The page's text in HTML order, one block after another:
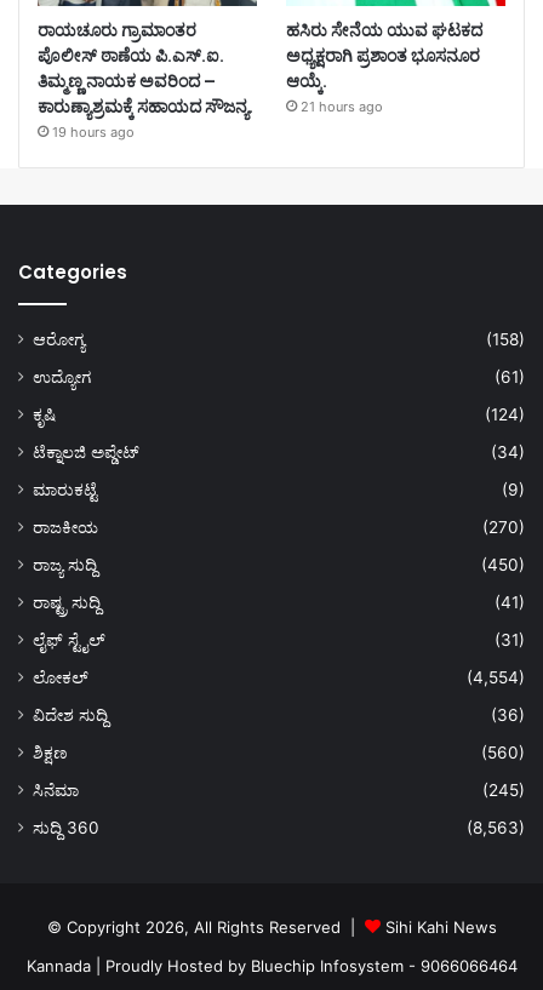
ರಾಯಚೂರು ಗ್ರಾಮಾಂತರ
ಪೊಲೀಸ್ ಠಾಣೆಯ ಪಿ.ಎಸ್.ಐ.
ತಿಮ್ಮಣ್ಣ ನಾಯಕ ಅವರಿಂದ –
ಕಾರುಣ್ಯಾಶ್ರಮಕ್ಕೆ ಸಹಾಯದ ಸೌಜನ್ಯ.
19 hours ago
ಹಸಿರು ಸೇನೆಯ ಯುವ ಘಟಕದ
ಅಧ್ಯಕ್ಷರಾಗಿ ಪ್ರಶಾಂತ ಭೂಸನೂರ
ಆಯ್ಕೆ.
21 hours ago
Categories
ಆರೋಗ್ಯ
(158)
ಉದ್ಯೋಗ
(61)
ಕೃಷಿ
(124)
ಟೆಕ್ನಾಲಜಿ ಅಪ್ಡೇಟ್
(34)
ಮಾರುಕಟ್ಟೆ
(9)
ರಾಜಕೀಯ
(270)
ರಾಜ್ಯ ಸುದ್ದಿ
(450)
ರಾಷ್ಟ್ರ ಸುದ್ದಿ
(41)
ಲೈಫ್ ಸ್ಟೈಲ್
(31)
ಲೋಕಲ್
(4,554)
ವಿದೇಶ ಸುದ್ದಿ
(36)
ಶಿಕ್ಷಣ
(560)
ಸಿನೆಮಾ
(245)
ಸುದ್ದಿ 360
(8,563)
© Copyright 2026, All Rights Reserved |
Sihi Kahi News
Kannada| Proudly Hosted by Bluechip Infosystem - 9066066464